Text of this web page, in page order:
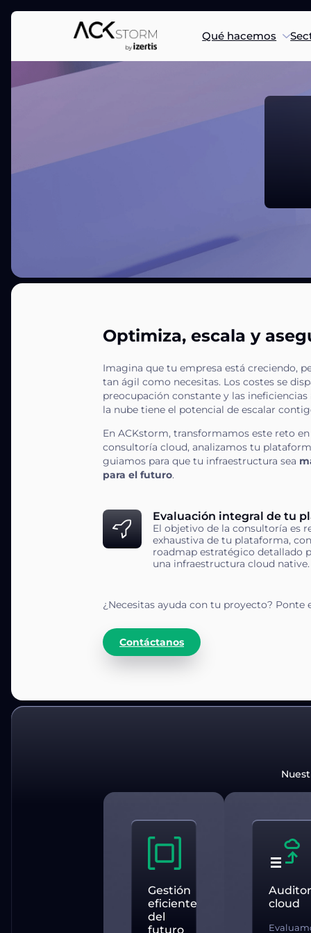
Qué hacemos
Optimiza, escala y
Imagina que tu empresa está creciendo,
tan ágil como necesitas. Los costes se
preocupación constante y las
la nube tiene el potencial de escalar
En ACKstorm, transformamos este reto
consultoría cloud, analizamos tu
guiamos para que tu infraestructura sea
para el futuro.
Evaluación integral de tu
El objetivo de la consultoría es
exhaustiva de tu plataforma,
roadmap estratégico detallado
una infraestructura cloud native.
¿Necesitas ayuda con tu proyecto?
Contáctanos
Gestión
eficiente
del
futuro
cloud